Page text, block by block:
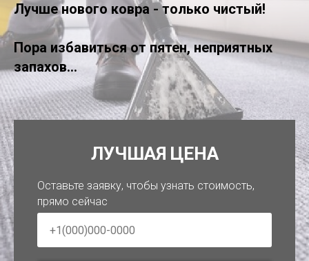
Лучше нового ковра - только чистый!
Пора избавиться от пятен, неприятных
запахов...
ЛУЧШАЯ ЦЕНА
Оставьте заявку, чтобы узнать стоимость,
прямо сейчас